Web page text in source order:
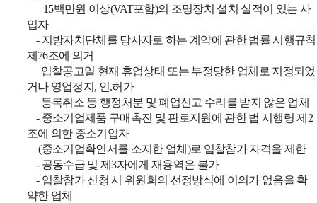
15백만원 이상(VAT포함)의 조명장치 설치 실적이 있는 사
업자
- 지방자치단체를 당사자로 하는 계약에 관한 법률 시행규칙
제 76조에 의거
입찰공고일 현재 휴업상태 또는 부정당한 업체로 지정되었
거나 영업정지 , 인.허가
등록취소 등 행정처분 및 폐업신고 수리를 받지 않은 업체
- 중소기업제품 구매촉진 및 판로지원에 관한 법 시행령 제 2
조에 의한 중소기업자
(중소기업확인서를 소지한 업체 )로 입찰참가 자격을 제한
- 공동수급 및 제3자에게 재용역은 불가
- 입찰참가 신청 시 위원회의 선정방식에 이의가 없음을 확
약한 업체